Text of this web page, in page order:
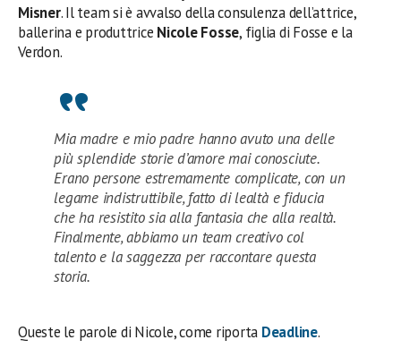
Misner. Il team si è avvalso della consulenza dell’attrice,
ballerina e produttrice Nicole Fosse, figlia di Fosse e la
Verdon.
Mia madre e mio padre hanno avuto una delle
più splendide storie d’amore mai conosciute.
Erano persone estremamente complicate, con un
legame indistruttibile, fatto di lealtà e fiducia
che ha resistito sia alla fantasia che alla realtà.
Finalmente, abbiamo un team creativo col
talento e la saggezza per raccontare questa
storia.
Queste le parole di Nicole, come riporta Deadline.